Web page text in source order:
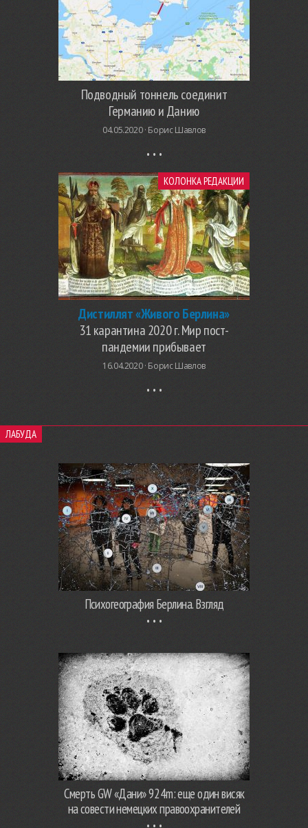
Подводный тоннель соединит
Германию и Данию
04.05.2020 · Борис Шавлов
КОЛОНКА РЕДАКЦИИ
Дистиллят «Живого Берлина»
31 карантина 2020 г. Мир пост-
пандемии прибывает
16.04.2020 · Борис Шавлов
ЛАБУДА
Психогеография Берлина. Взгляд
Смерть GW «Дани» 924m: еще один висяк
на совести немецких правоохранителей